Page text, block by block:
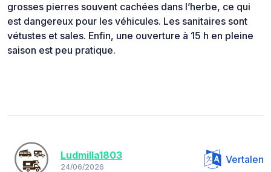
grosses pierres souvent cachées dans l’herbe, ce qui
est dangereux pour les véhicules. Les sanitaires sont
vétustes et sales. Enfin, une ouverture à 15 h en pleine
saison est peu pratique.
Ludmilla1803
24/06/2026
Vertalen